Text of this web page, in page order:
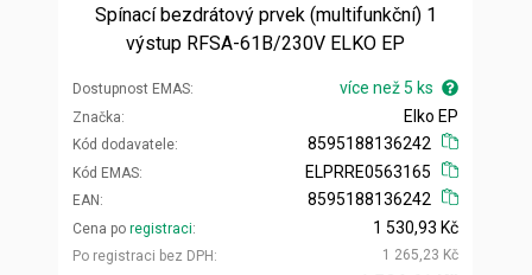
Spínací bezdrátový prvek (multifunkční) 1
výstup RFSA-61B/230V ELKO EP
Dostupnost EMAS více než 5 ks
Značka
Kód dodavatele
Elko EP
8595188136242
Kód EMAS
EAN
ELPRRE0563165
8595188136242
Cena po registraci
Po registraci bez DPH
1 530,93 Kč
1 265,23 Kč